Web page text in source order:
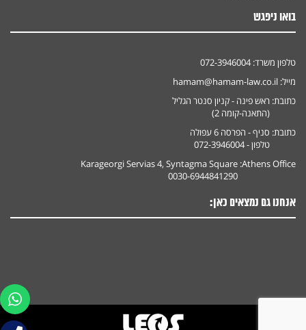
בואו ניפגש
טלפון משרד: 072-3946004
מייל: hamam@hamam-law.co.il
כתובת: ראש פינה - קניון סנטר הגליל
(התאנה-קומה 2)
כתובת: סניף - הפרסה 6 עפולה
טלפון - 072-3946004
Athens Office:
Karageorgi Servias 4, Syntagma Square
0030-6944841290
אנחנו גם נמצאים כאן: